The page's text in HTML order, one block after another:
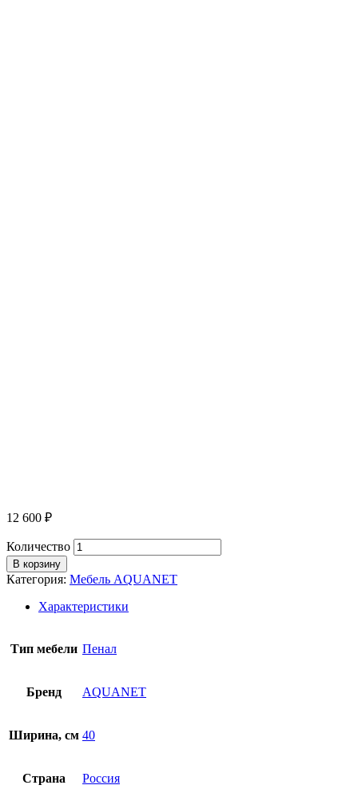
12 600 ₽
Количество
В корзину
Категория: Мебель AQUANET
Характеристики
Тип мебели Пенал
Бренд AQUANET
Ширина, см 40
Страна Россия